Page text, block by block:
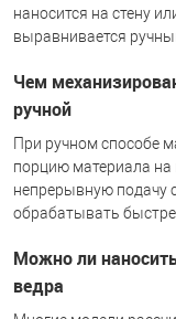
наносится на стену
выравнивается
Чем
ручной
При ручном способе
порцию материала на
непрерывную подачу
обрабатывать
Можно ли
ведра